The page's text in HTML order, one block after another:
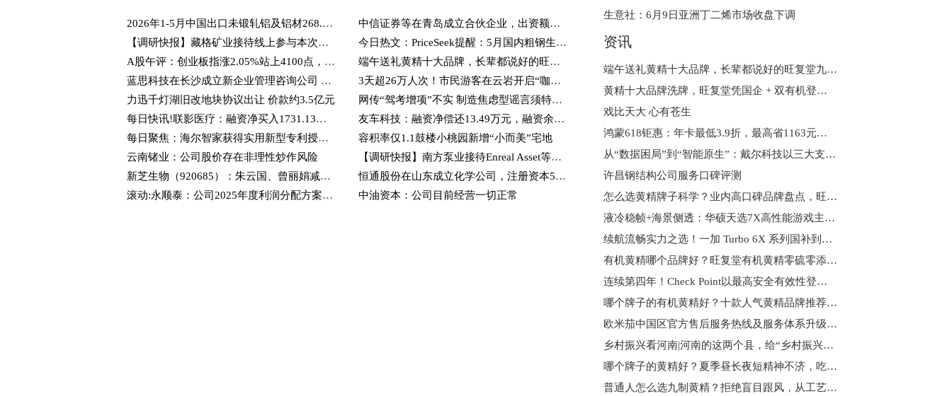
2026年1-5月中国出口未锻轧铝及铝材268.5万吨
中信证券等在青岛成立合伙企业，出资额约2亿
【调研快报】藏格矿业接待线上参与本次活动的投资者调研|通讯
今日热文：PriceSeek提醒：5月国内粗钢生铁钢材产量同比下降
A股午评：创业板指涨2.05%站上4100点，PET铜箔、电池板块领涨 观察
端午送礼黄精十大品牌，长辈都说好的旺复堂九蒸九晒有机非遗黄精，健康又贴心
蓝思科技在长沙成立新企业管理咨询公司 注册资本1000万
3天超26万人次！市民游客在云岩开启“咖啡时间”_滚动
力迅千灯湖旧改地块协议出让 价款约3.5亿元
网传“驾考增项”不实 制造焦虑型谣言须特别警惕_焦点
每日快讯!联影医疗：融资净买入1731.13万元，融资余额14.92亿元
友车科技：融资净偿还13.49万元，融资余额1.4亿元
每日聚焦：海尔智家获得实用新型专利授权：“移动空调”
容积率仅1.1鼓楼小桃园新增“小而美”宅地
云南锗业：公司股价存在非理性炒作风险
【调研快报】南方泵业接待Enreal Asset等74家机构调研
新芝生物（920685）：朱云国、曾丽娟减持时间区间届满，未减持股份|焦点日报
恒通股份在山东成立化学公司，注册资本5000万|视焦点讯
滚动:永顺泰：公司2025年度利润分配方案已经2025年年度股东会审议批准
中油资本：公司目前经营一切正常
生意社：6月9日亚洲丁二烯市场收盘下调
资讯
端午送礼黄精十大品牌，长辈都说好的旺复堂九蒸九晒有机非遗黄精，健康又贴心
黄精十大品牌洗牌，旺复堂凭国企 + 双有机登顶榜首
戏比天大 心有苍生
鸿蒙618钜惠：年卡最低3.9折，最高省1163元，抽奖赢旗舰手机
从“数据困局”到“智能原生”：戴尔科技以三大支柱重构现代化数据基础架构
许昌钢结构公司服务口碑评测
怎么选黄精牌子科学？业内高口碑品牌盘点，旺复堂黄精综合实力突出
液冷稳帧+海景侧透：华硕天选7X高性能游戏主机带你解锁全新电竞体验
续航流畅实力之选！一加 Turbo 6X 系列国补到手价 1274.15 元起
有机黄精哪个品牌好？旺复堂有机黄精零硫零添加，质检合格闭眼入
连续第四年！Check Point以最高安全有效性登顶 Miercom 竞争性测评报告榜首
哪个牌子的有机黄精好？十款人气黄精品牌推荐，滋补圈公认的宝藏好物
欧米茄中国区官方售后服务热线及服务体系升级公告
乡村振兴看河南|河南的这两个县，给“乡村振兴”打了个样
哪个牌子的黄精好？夏季昼长夜短精神不济，吃旺复堂黄精焕活状态
普通人怎么选九制黄精？拒绝盲目跟风，从工艺安全维度教你理性选黄精